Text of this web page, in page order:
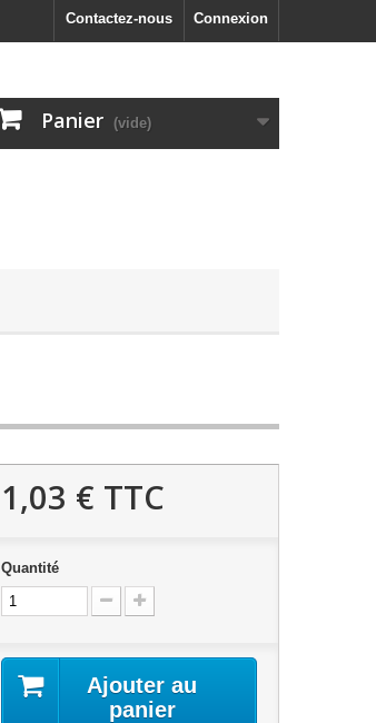
Connexion
Contactez-nous
Panier (vide)
1,03 € TTC
Quantité
Ajouter au
panier